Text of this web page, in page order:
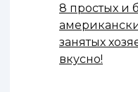
8 простых и
занятых
вкусно!